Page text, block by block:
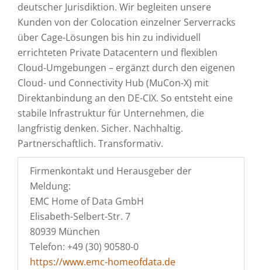
deutscher Jurisdiktion. Wir begleiten unsere
Kunden von der Colocation einzelner Serverracks
über Cage-Lösungen bis hin zu individuell
errichteten Private Datacentern und flexiblen
Cloud-Umgebungen – ergänzt durch den eigenen
Cloud- und Connectivity Hub (MuCon-X) mit
Direktanbindung an den DE-CIX. So entsteht eine
stabile Infrastruktur für Unternehmen, die
langfristig denken. Sicher. Nachhaltig.
Partnerschaftlich. Transformativ.
Firmenkontakt und Herausgeber der
Meldung:
EMC Home of Data GmbH
Elisabeth-Selbert-Str. 7
80939 München
Telefon: +49 (30) 90580-0
https://www.emc-homeofdata.de